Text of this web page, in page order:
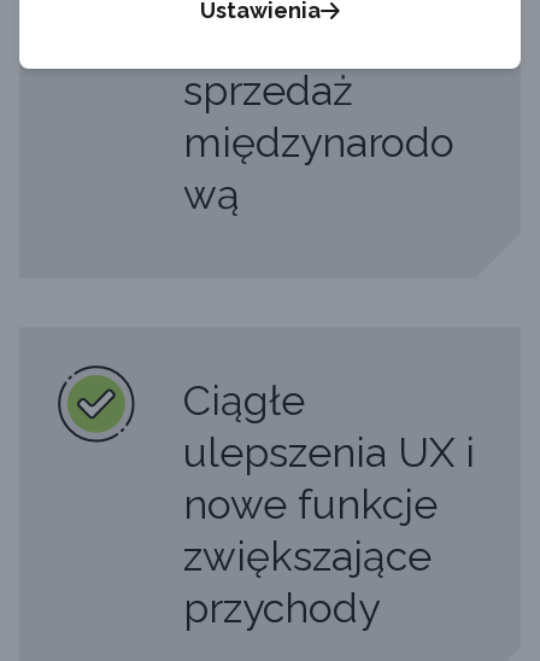
sprzedaż
międzynarodo
wą
Ciągłe
ulepszenia UX i
nowe funkcje
zwiększające
przychody
Ustawienia